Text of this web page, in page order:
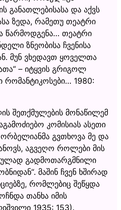
განათლებისასა და აქვს
ზედა, რამეთუ თეატრი
წარმოდგენა… თეატრი
ზნეობისა ჩვენისა
მუნ ვხედავთ ყოველთა
– იტყვის გრიგოლ
1980:
შეთქმულების მონაწილემ
კომისიას ასეთი
ორბელიანმა გვთხოვა მე და
აგვეღო როლები მის
გადმოთარგმნილი
მაშინ ჩვენ ხშირად
რომლებიც შეწყდა
თანხა იმის
1935: 153).